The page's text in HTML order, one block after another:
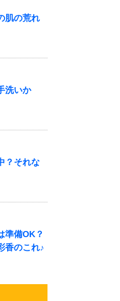
肌の荒れ
洗いか
？それな
準備OK？
香のこれ♪